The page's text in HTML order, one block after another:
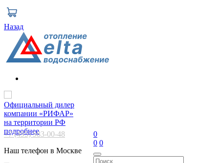
Назад
Официальный дилер
компании «РИФАР»
на территории РФ
подробнее
+7 (495) 983-00-48
Наш телефон в Москве
0
0 0